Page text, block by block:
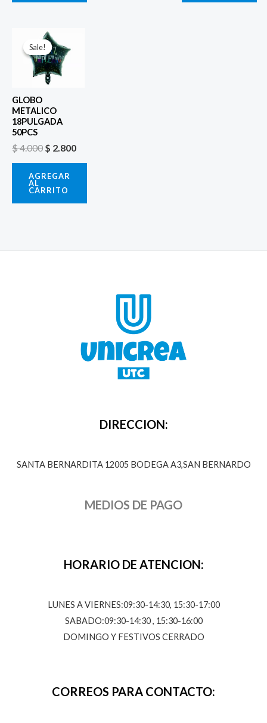
Sale!
Sale!
GLOBO
METALICO
18PULGADA
50PCS
$4.000
El
precio
original
era:
$ 4.000.
$ 2.800
AGREGAR
AL
CARRITO
DIRECCION:
SANTA BERNARDITA 12005 BODEGA A3,SAN BERNARDO
MEDIOS DE PAGO
HORARIO DE ATENCION:
LUNES A VIERNES:09:30-14:30, 15:30-17:00
SABADO:09:30-14:30 , 15:30-16:00
DOMINGO Y FESTIVOS CERRADO
CORREOS PARA CONTACTO: